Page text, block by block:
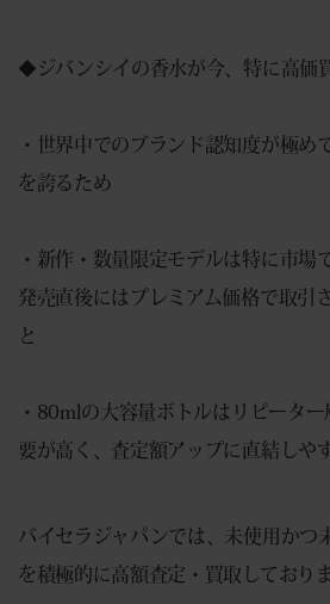
◆ジバンシイの香水が今、特に高価
・世界中でのブランド認知度が極め
を誇るため
・新作・数量限定モデルは特に市場
発売直後にはプレミアム価格で取引
と
・80mlの大容量ボトルはリピータ
要が高く、査定額アップに直結しや
バイセラジャパンでは、未使用かつ
を積極的に高額査定・買取しておりま